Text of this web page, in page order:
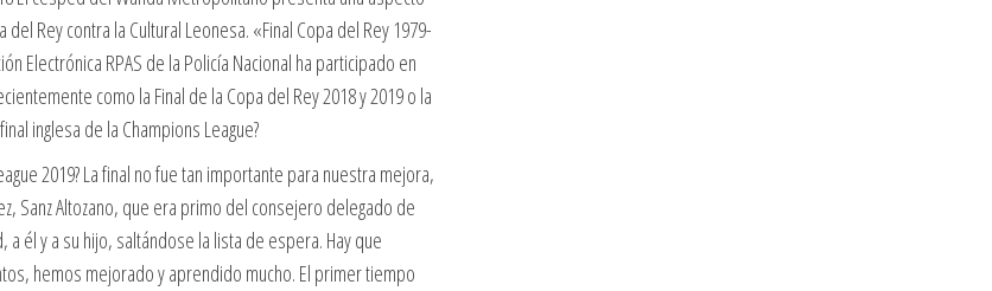
Rey contra la Cultural Leonesa. «Final Copa del Rey 1979-
Electrónica RPAS de la Policía Nacional ha participado en
como la Final de la Copa del Rey 2018 y 2019 o la
inglesa de la Champions League?
2019? La final no fue tan importante para nuestra mejora,
Sanz Altozano, que era primo del consejero delegado de
él y a su hijo, saltándose la lista de espera. Hay que
hemos mejorado y aprendido mucho. El primer tiempo